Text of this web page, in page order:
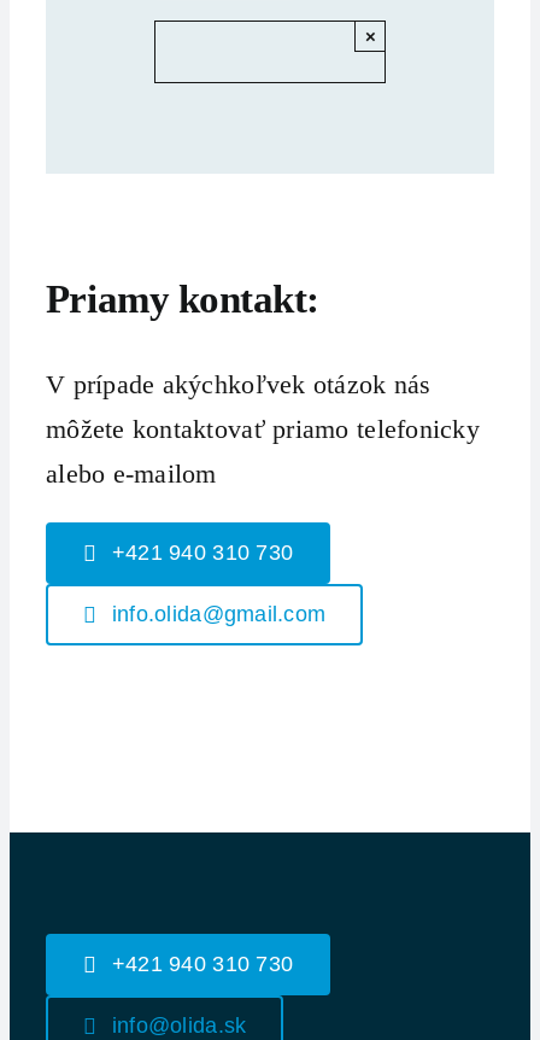
×
Priamy kontakt:
V prípade akýchkoľvek otázok nás
môžete kontaktovať priamo telefonicky
alebo e-mailom
+421 940 310 730
info.olida@gmail.com
+421 940 310 730
info@olida.sk